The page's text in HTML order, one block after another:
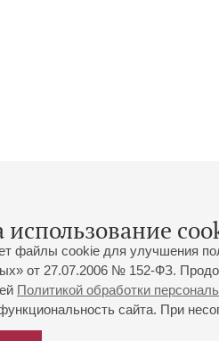
использование
файлы cookie для улучшения
от 27.07.2006 № 152-ФЗ.
Политикой обработки
сайта. При